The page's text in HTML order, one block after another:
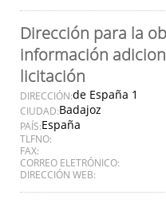
Dirección para la
información
licitación
DIRECCIÓN:de España 1
CIUDAD:Badajoz
PAÍS:España
TLFNO:
FAX:
CORREO ELETRÓNICO:
DIRECCIÓN WEB: